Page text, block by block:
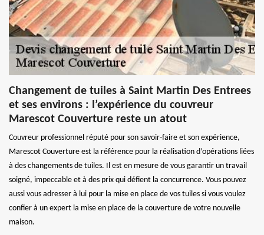
Changement de tuiles à Saint Martin Des Entrees
et ses environs : l’expérience du couvreur
Marescot Couverture reste un atout
Couvreur professionnel réputé pour son savoir-faire et son expérience,
Marescot Couverture est la référence pour la réalisation d’opérations liées
à des changements de tuiles. Il est en mesure de vous garantir un travail
soigné, impeccable et à des prix qui défient la concurrence. Vous pouvez
aussi vous adresser à lui pour la mise en place de vos tuiles si vous voulez
confier à un expert la mise en place de la couverture de votre nouvelle
maison.